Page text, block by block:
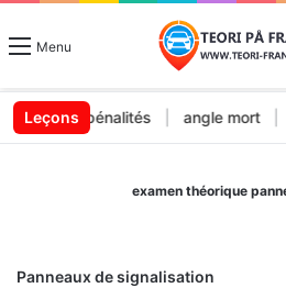
Menu
Leçonset pénalités | angle mort |
examen théorique
Panneaux de signalisation